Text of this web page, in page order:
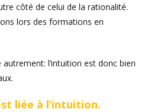
côté de celui de la rationalité.
lors des formations en
l’intuition est donc bien
liée à l’intuition.